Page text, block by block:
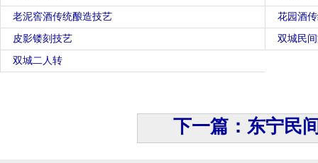
老泥窖酒传统酿造技艺 花园酒
皮影镂刻技艺 双城民
双城二人转
下一篇：东宁民